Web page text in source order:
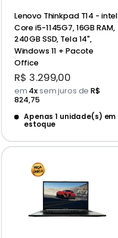
Lenovo Thinkpad T14 - intel
Core i5-1145G7, 16GB RAM,
240GB SSD, Tela 14",
Windows 11 + Pacote
Office
Preço
promocional
R$ 3.299,00
em 4xsem juros deR$
824,75
Apenas 1 unidade(s) em
estoque